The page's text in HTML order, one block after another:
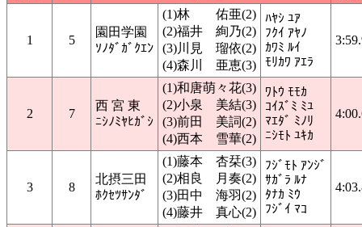
1 5
園田学園
ｿﾉﾀﾞｶﾞｸｴﾝ
(1)林 佑亜(2)
(2)福井 絢乃(2)
(3)川見 瑠依(2)
(4)森川 亜恵(3)
ﾊﾔｼ ﾕｱ
ﾌｸｲ ｱﾔﾉ
ｶﾜﾐ ﾙｲ
ﾓﾘｶﾜ ｱｴﾗ
2 7
西 宮 東
ﾆｼﾉﾐﾔﾋｶﾞｼ
(1)和唐萌々花(3)
(2)小泉 美結(3)
(3)前田 美詞(2)
(4)西本 雪華(2)
ﾜﾄｳ ﾓﾓｶ
ｺｲｽﾞﾐ ﾐﾕ
ﾏｴﾀﾞ ﾐﾉﾘ
ﾆｼﾓﾄ ﾕｷｶ
3 8
北摂三田
ﾎｸｾﾂｻﾝﾀﾞ
(1)藤本 杏栞(3)
(2)相良 月奏(2)
(3)田中 海羽(2)
(4)藤井 真心(2)
ﾌｼﾞﾓﾄ ｱﾝｼﾞ
ｻｶﾞﾗ ﾙﾅ
ﾀﾅｶ ﾐｳ
ﾌｼﾞｲ ﾏｺ